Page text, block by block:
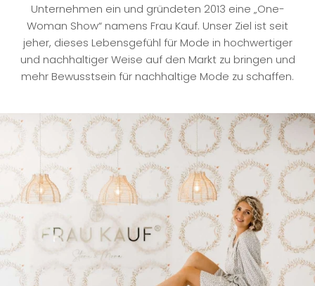
Unternehmen ein und gründeten 2013 eine „One-
Woman Show“ namens Frau Kauf. Unser Ziel ist seit
jeher, dieses Lebensgefühl für Mode in hochwertiger
und nachhaltiger Weise auf den Markt zu bringen und
mehr Bewusstsein für nachhaltige Mode zu schaffen.